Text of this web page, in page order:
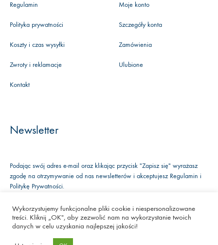
Regulamin
Polityka prywatności
Koszty i czas wysyłki
Zwroty i reklamacje
Kontakt
Moje konto
Szczegóły konta
Zamówienia
Ulubione
Newsletter
Podając swój adres e-mail oraz klikając przycisk "Zapisz się" wyrażasz
zgodę na otrzymywanie od nas newsletterów i akceptujesz Regulamin i
Politykę Prywatności.
FacebookInstagram
Youtube
Wykorzystujemy funkcjonalne pliki cookie i niespersonalizowane
treści. Kliknij „OK", aby zezwolić nam na wykorzystanie twoich
danych w celu uzyskania najlepszej jakości!